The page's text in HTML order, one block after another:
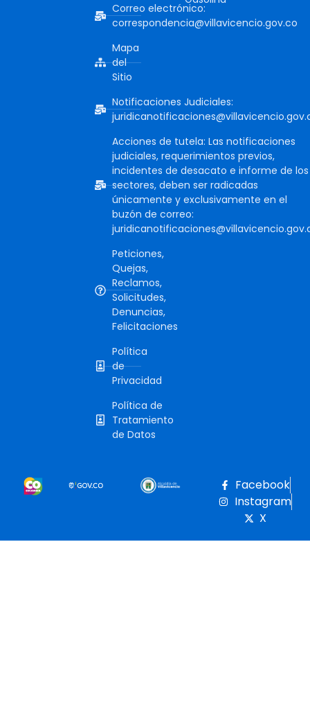
Correo electrónico:
correspondencia@villavicencio.gov.co
Mapa
del
Sitio
Notificaciones Judiciales:
Acciones de tutela: Las notificaciones
judiciales, requerimientos previos,
incidentes de desacato e informe de los
sectores, deben ser radicadas
únicamente y exclusivamente en el
buzón de correo:
Peticiones,
Quejas,
Reclamos,
Solicitudes,
Denuncias,
Felicitaciones
Política
de
Privacidad
Política de
Tratamiento
de Datos
Facebook
Instagram
X